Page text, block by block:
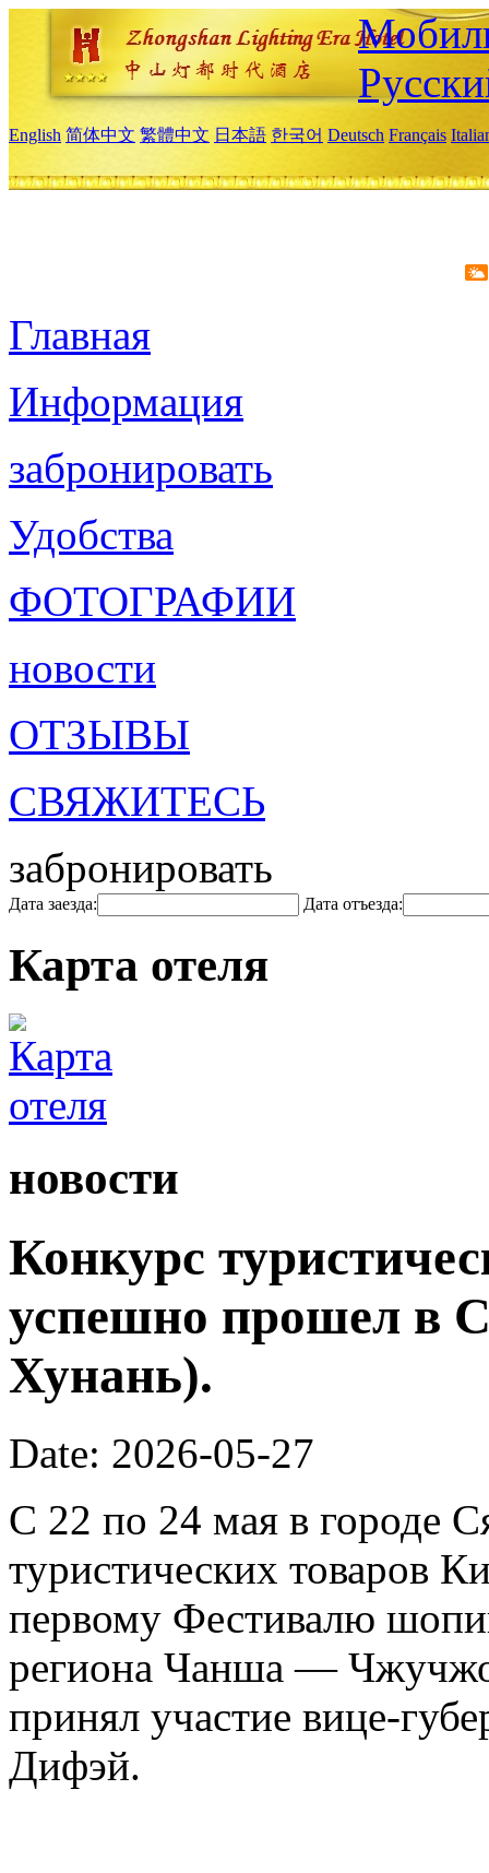
English 简体中文 繁體中文 日本語 한국어 Deutsch Français
Главная
Информация
забронировать
Удобства
ФОТОГРАФИИ
новости
ОТЗЫВЫ
СВЯЖИТЕСЬ
забронировать
Дата заезда: Дата отъезда:
Карта отеля
новости
Конкурс
успешно прошел в
Хунань).
Date: 2026-05-27
С 22 по 24 мая в городе
туристических товаров
первому Фестивалю
региона Чанша —
принял участие вице-
Дифэй.